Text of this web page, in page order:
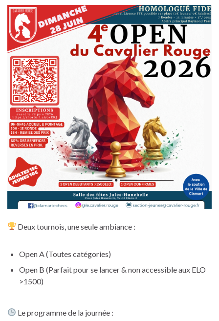
Deux tournois, une seule ambiance :
Open A (Toutes catégories)
Open B (Parfait pour se lancer & non accessible aux ELO
>1500)
Le programme de la journée :